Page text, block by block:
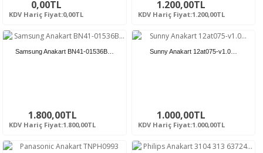
0,00TL
KDV Hariç Fiyat:0,00TL
1.200,00TL
KDV Hariç Fiyat:1.200,00TL
Samsung Anakart BN41-01536B…
1.800,00TL
KDV Hariç Fiyat:1.800,00TL
Sunny Anakart 12at075-v1.0…
1.000,00TL
KDV Hariç Fiyat:1.000,00TL